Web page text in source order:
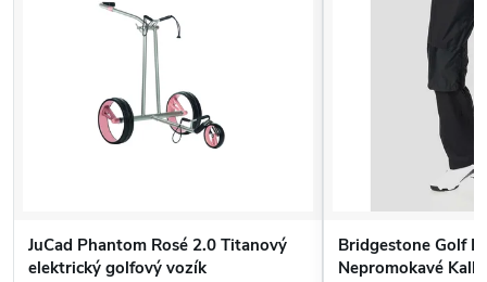
JuCad Phantom Rosé 2.0 Titanový
elektrický golfový vozík
Bridgestone Golf
Nepromokavé